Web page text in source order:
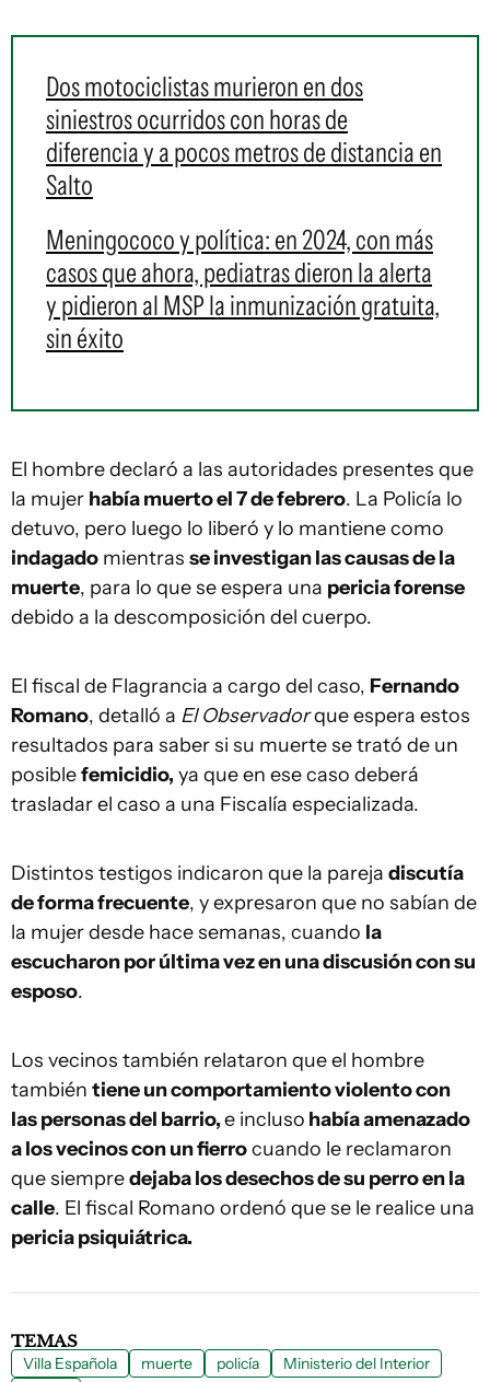
Dos motociclistas murieron en dos
siniestros ocurridos con horas de
diferencia y a pocos metros de distancia en
Salto
Meningococo y política: en 2024, con más
casos que ahora, pediatras dieron la alerta
y pidieron al MSP la inmunización gratuita,
sin éxito
El hombre declaró a las autoridades presentes que
la mujer había muerto el 7 de febrero. La Policía lo
detuvo, pero luego lo liberó y lo mantiene como
indagado mientras se investigan las causas de la
muerte, para lo que se espera una pericia forense
debido a la descomposición del cuerpo.
El fiscal de Flagrancia a cargo del caso, Fernando
Romano, detalló a El Observadorque espera estos
resultados para saber si su muerte se trató de un
posiblefemicidio, ya que en ese caso deberá
trasladar el caso a una Fiscalía especializada.
Distintos testigos indicaron que la pareja discutía
de forma frecuente, y expresaron que no sabían de
la mujer desde hace semanas, cuando la
escucharon por última vez en una discusión con su
esposo.
Los vecinos también relataron que el hombre
también tiene un comportamiento violento con
las personas del barrio,e incluso había amenazado
a los vecinos con un fierrocuando le reclamaron
que siempredejaba los desechos de su perro en la
calle. El fiscal Romano ordenó que se le realice una
pericia psiquiátrica.
TEMAS
Villa Española muerte policía Ministerio del Interior